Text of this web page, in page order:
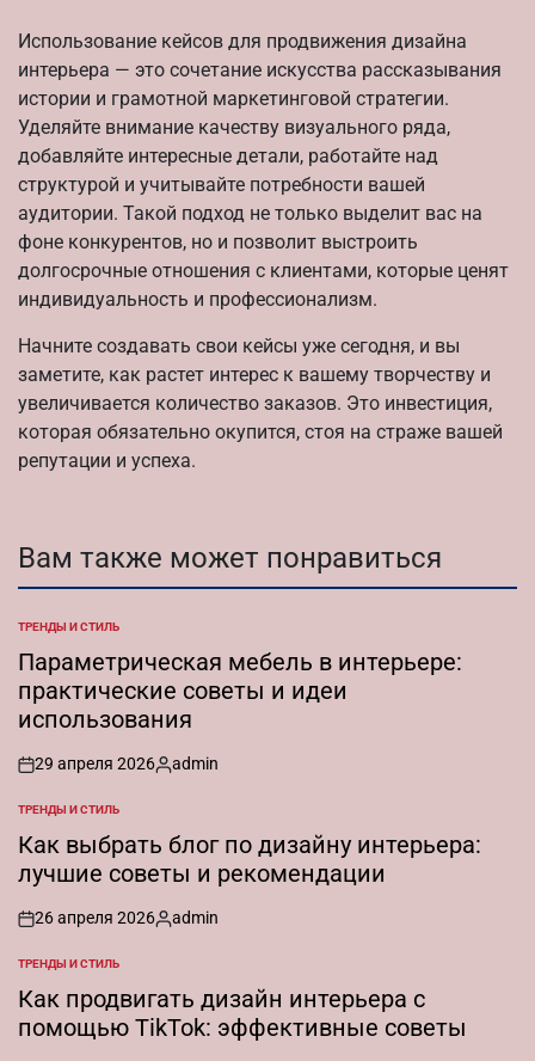
Использование кейсов для продвижения дизайна
интерьера — это сочетание искусства рассказывания
истории и грамотной маркетинговой стратегии.
Уделяйте внимание качеству визуального ряда,
добавляйте интересные детали, работайте над
структурой и учитывайте потребности вашей
аудитории. Такой подход не только выделит вас на
фоне конкурентов, но и позволит выстроить
долгосрочные отношения с клиентами, которые ценят
индивидуальность и профессионализм.
Начните создавать свои кейсы уже сегодня, и вы
заметите, как растет интерес к вашему творчеству и
увеличивается количество заказов. Это инвестиция,
которая обязательно окупится, стоя на страже вашей
репутации и успеха.
Вам также может понравиться
ОПУБЛИКОВАНО
В
ТРЕНДЫ И СТИЛЬ
Параметрическая мебель в интерьере:
практические советы и идеи
использования
on
29 апреля 2026
Запись
admin
ОПУБЛИКОВАНО
В
ТРЕНДЫ И СТИЛЬ
Как выбрать блог по дизайну интерьера:
лучшие советы и рекомендации
on
26 апреля 2026
Запись
admin
ОПУБЛИКОВАНО
В
ТРЕНДЫ И СТИЛЬ
Как продвигать дизайн интерьера с
помощью TikTok: эффективные советы